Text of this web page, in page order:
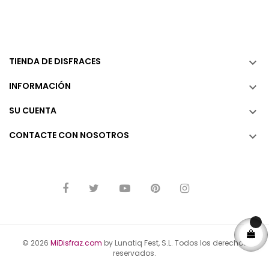
TIENDA DE DISFRACES 
INFORMACIÓN 
SU CUENTA 
CONTACTE CON NOSOTROS 
© 2026 MiDisfraz.com by Lunatiq Fest, S.L. Todos los derechos
reservados.